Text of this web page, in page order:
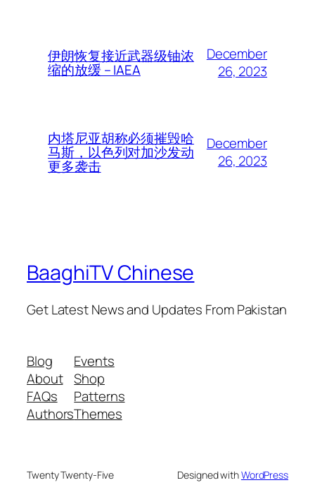
伊朗恢复接近武器级铀浓
缩的放缓 – IAEA
December
26, 2023
内塔尼亚胡称必须摧毁哈
马斯，以色列对加沙发动
更多袭击
December
26, 2023
BaaghiTV Chinese
Get Latest News and Updates From Pakistan
Blog
About
FAQs
Authors
Events
Shop
Patterns
Themes
Twenty Twenty-Five Designed withWordPress